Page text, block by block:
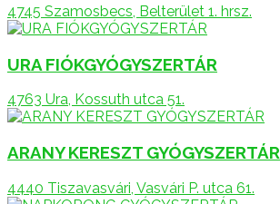
4745 Szamosbecs, Belterület 1. hrsz.
URA FIÓKGYÓGYSZERTÁR
4763 Ura, Kossuth utca 51.
ARANY KERESZT GYÓGYSZERTÁR
4440 Tiszavasvári, Vasvári P. utca 61.